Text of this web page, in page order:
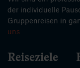
der individuelle
Gruppenreisen in
uns
Reiseziele